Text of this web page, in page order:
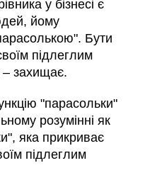
у бізнесі є
йому
Бути
підлеглим
– захищає.
"парасольки"
розумінні як
яка прикриває
підлеглим